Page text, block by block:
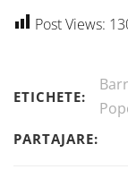
Post Views:
ETICHETE:
PARTAJARE: